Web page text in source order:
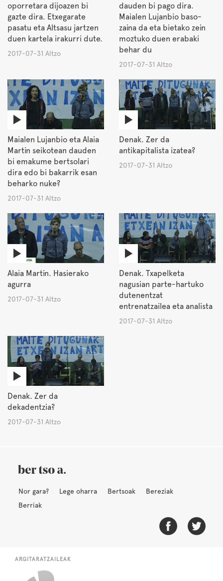
oporretara dijoazen bi
gazte dira. Etxegarate
pasatu eta Altsasu jartzen
duen kartela irakurri dute.
2017-07-31 Altzo
dauden bi pago dira.
Maialen Lujanbio baso-
zaina da eta bietako zein
moztuko duen erabaki
behar du
2017-07-31 Altzo
Maialen Lujanbio eta Alaia
Martin seikotean dauden
bi emakume bertsolari
dira edo bi bakarrik esan
beharko nuke?
2017-07-31 Altzo
Denak. Zer da
antikapitalista izatea?
2017-07-31 Altzo
Alaia Martin. Hasierako
agurra
2017-07-31 Altzo
Denak. Txapelketa
nagusian parte-hartuko
dutenentzat
entrenatzailea eta analista
2017-07-31 Altzo
Denak. Zer da
dekadentzia?
2017-07-31 Altzo
Nor gara? Lege oharra Bertsoak
Bereziak
Berriak
ARGITARATZAILEAK